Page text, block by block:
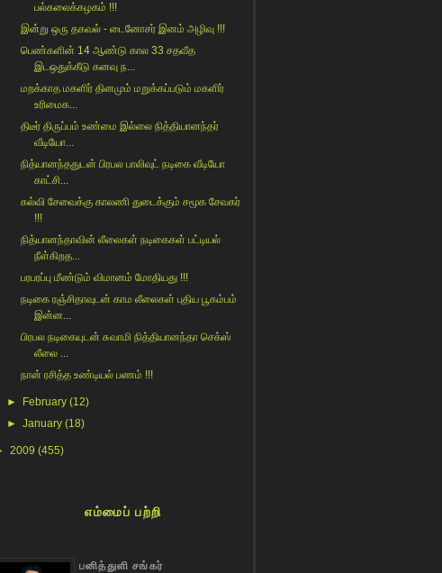
பல்கலைக்கழகம் !!!
இன்று ஒரு தகவல் - டைனோசர் இனம் அழிவு !!!
பெண்களின் 14 ஆண்டு கால 33 சதவீத
இடஒதுக்கீடு கனவு ந...
மறக்காத மகளிர் தினமும் மறுக்கப்படும் மகளிர்
உரிமைக...
திடீர் திருப்பம் உண்மை இல்லை நித்தியானந்தர்
வீடியோ...
நித்யானந்ததுடன் பிரபல பாலிவுட் நடிகை வீடியோ
காட்சி...
கல்வி சேவைக்கு காலணி துடைக்கும் சமூக சேவகர்
!!!
நித்யானந்தாவின் லீலைகள் நடிகைகள் பட்டியல்
நீள்கிறத...
பரபரப்பு மீண்டும் விமானம் மோதியது !!!
நடிகை ரஞ்சிதாவுடன் காம லீலைகள் புதிய பூகம்பம்
இன்ன...
பிரபல நடிகையுடன் சுவாமி நித்தியானந்தா செக்ஸ்
லீலை ...
நான் ரசித்த உண்டியல் பணம் !!!
► February (12)
►January (18)
2009 (455)
எம்மைப் பற்றி
பனித்துளி சங்கர்